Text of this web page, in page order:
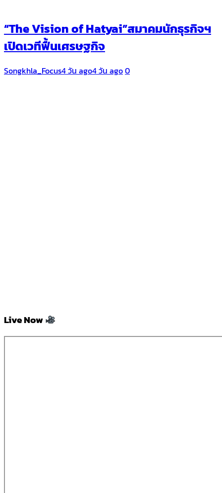
“The Vision of Hatyai”สมาคมนักธุรกิจฯ
เปิดเวทีฟื้นเศรษฐกิจ
Songkhla_Focus4 วัน ago4 วัน ago0
Live Now